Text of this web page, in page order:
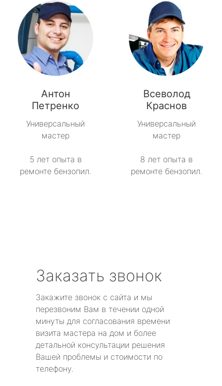
Антон
Петренко
Универсальный
мастер
5 лет опыта в
ремонте бензопил.
Всеволод
Краснов
Универсальный
мастер
8 лет опыта в
ремонте бензопил.
Заказать звонок
Закажите звонок с сайта и мы
перезвоним Вам в течении одной
минуты для согласования времени
визита мастера на дом и более
детальной консультации решения
Вашей проблемы и стоимости по
телефону.